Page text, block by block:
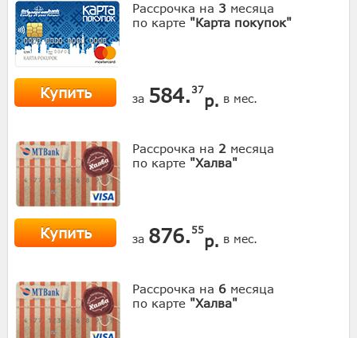
Рассрочка на 3 месяца
по карте "Карта покупок"
Купить за 584. 37
р. в мес.
Рассрочка на 2 месяца
по карте "Халва"
Купить за 876. 55
р. в мес.
Рассрочка на 6 месяца
по карте "Халва"